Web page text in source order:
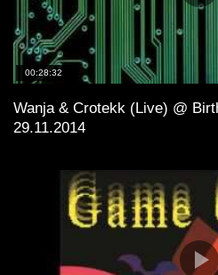
00:28:32
Wanja & Crotekk (Live) @
29.11.2014